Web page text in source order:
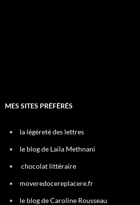
MES SITES PRÉFÉRÉS
la légèreté des lettres
le blog de Laïla Methnani
chocolat littéraire
moveredocereplacere.fr
le blog de Caroline Rousseau